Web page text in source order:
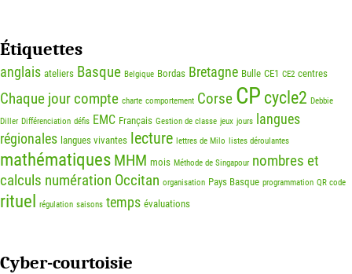
Étiquettes
anglais ateliers Basque Belgique Bordas Bretagne Bulle CE1 CE2 centres
Chaque jour compte charte comportement Corse CP cycle2 Debbie
Diller Différenciation défis EMC Français Gestion de classe jeux jours
langues
régionales langues vivantes lecture lettres de Milo listes déroulantes
mathématiques MHM mois Méthode de Singapour nombres et
calculs numération Occitan organisation Pays Basque programmation QR code
rituel régulation saisons temps évaluations
Cyber-courtoisie